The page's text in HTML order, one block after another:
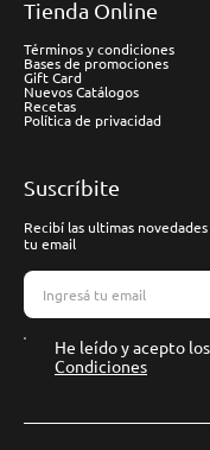
Tienda Online
Términos y condiciones
Bases de promociones
Gift Card
Nuevos Catálogos
Recetas
Política de privacidad
Suscríbite
Recibí las ultimas
tu email
He leído y acepto los
Condiciones